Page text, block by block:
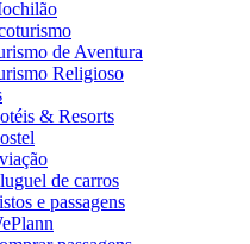
de Aventura
Religioso
& Resorts
de carros
e passagens